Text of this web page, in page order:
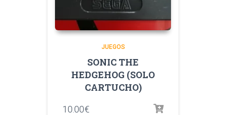
JUEGOS
SONIC THE
HEDGEHOG (SOLO
CARTUCHO)
10.00€